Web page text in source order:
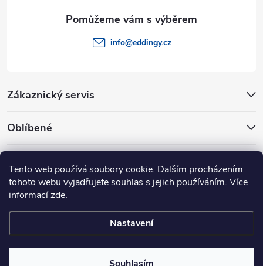
Tento web používá soubory cookie. Dalším procházením
tohoto webu vyjadřujete souhlas s jejich používáním. Více
informacízde.
Nastavení
Zákaznický servis
Oblíbené
info@eddingy.cz
Copyright 2026Eddingy.cz. Všechna práva vyhrazena.